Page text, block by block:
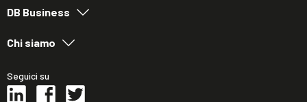
DB Business
Chi siamo
Seguici su